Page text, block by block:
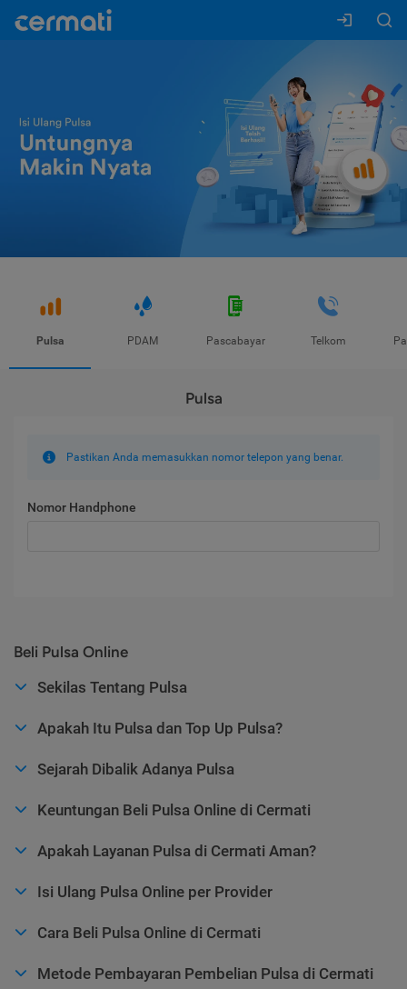
Pulsa PDAM Pascabayar Telkom
Pulsa
Pastikan Anda memasukkan nomor telepon yang benar.
Nomor Handphone
Beli Pulsa Online
Sekilas Tentang Pulsa
Apakah Itu Pulsa dan Top Up Pulsa?
Sejarah Dibalik Adanya Pulsa
Keuntungan Beli Pulsa Online di Cermati
Apakah Layanan Pulsa di Cermati Aman?
Isi Ulang Pulsa Online per Provider
Cara Beli Pulsa Online di Cermati
Metode Pembayaran Pembelian Pulsa di Cermati